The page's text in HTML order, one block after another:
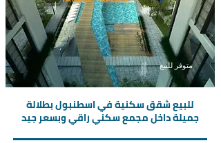
متوفر للبيع
للبيع شقق سكنية في اسطنبول بطلالة
جميلة داخل مجمع سكني راقي وبسعر جيد